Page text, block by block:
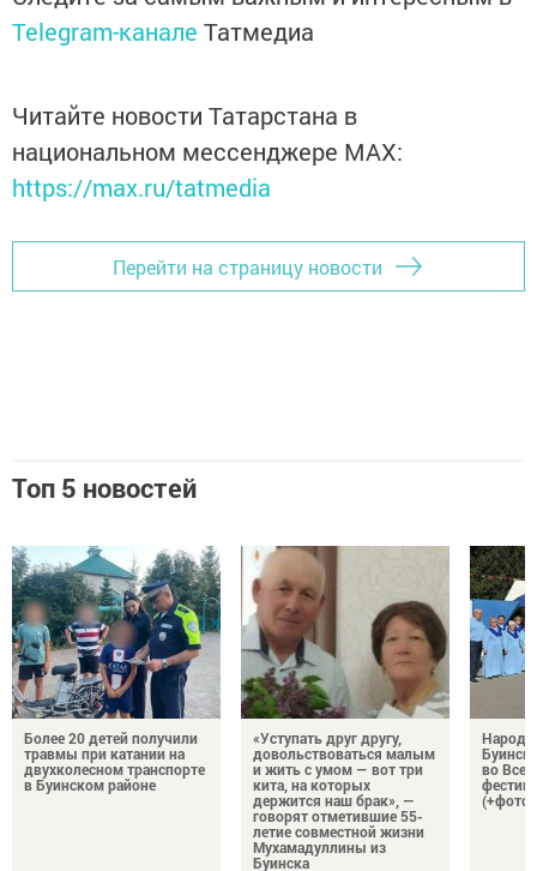
Telegram-канале Татмедиа
Читайте новости Татарстана в
национальном мессенджере MАХ:
https://max.ru/tatmedia
Перейти на страницу новости
Топ 5 новостей
Более 20 детей получили
травмы при катании на
двухколесном транспорте
в Буинском районе
«Уступать друг другу,
довольствоваться малым
и жить с умом — вот три
кита, на которых
держится наш брак», —
говорят отметившие 55-
летие совместной жизни
Мухамадуллины из
Буинска
во
(+фото)